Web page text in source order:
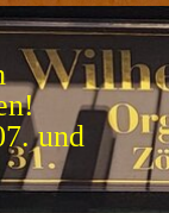
0.